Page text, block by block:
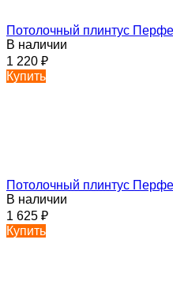
Потолочный плинтус
В наличии
1 220 ₽
Купить
Потолочный плинтус
В наличии
1 625 ₽
Купить